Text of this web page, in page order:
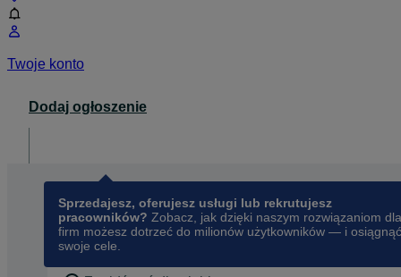
Twoje konto
Dodaj ogłoszenie
Sprzedajesz, oferujesz usługi lub rekrutujesz
pracowników? Zobacz, jak dzięki naszym rozwiązaniom dla
firm możesz dotrzeć do milionów użytkowników — i osiągnąć
swoje cele.